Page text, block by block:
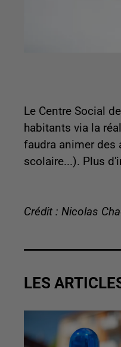
Le Centre Social
habitants via la
faudra animer des
scolaire...). Plus
Crédit : Nicolas
LES